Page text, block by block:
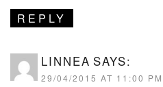
REPLY
LINNEA SAYS:
29/04/2015 AT 11:00 PM